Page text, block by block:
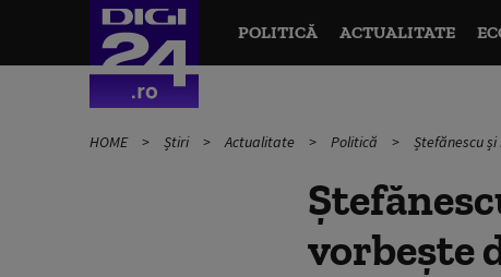
POLITICĂ ACTUALITATE
HOME Știri Actualitate Politică Ștefănescu
vorbește